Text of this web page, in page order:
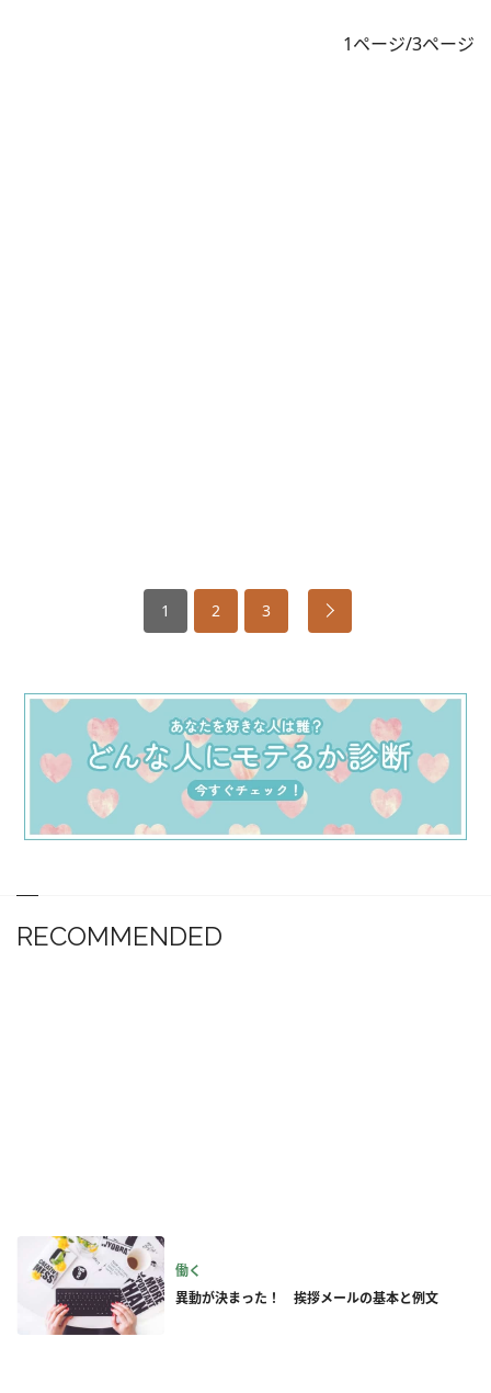
1ページ/3ページ
1 2 3
RECOMMENDED
働く
異動が決まった！ 挨拶メールの基本と例文